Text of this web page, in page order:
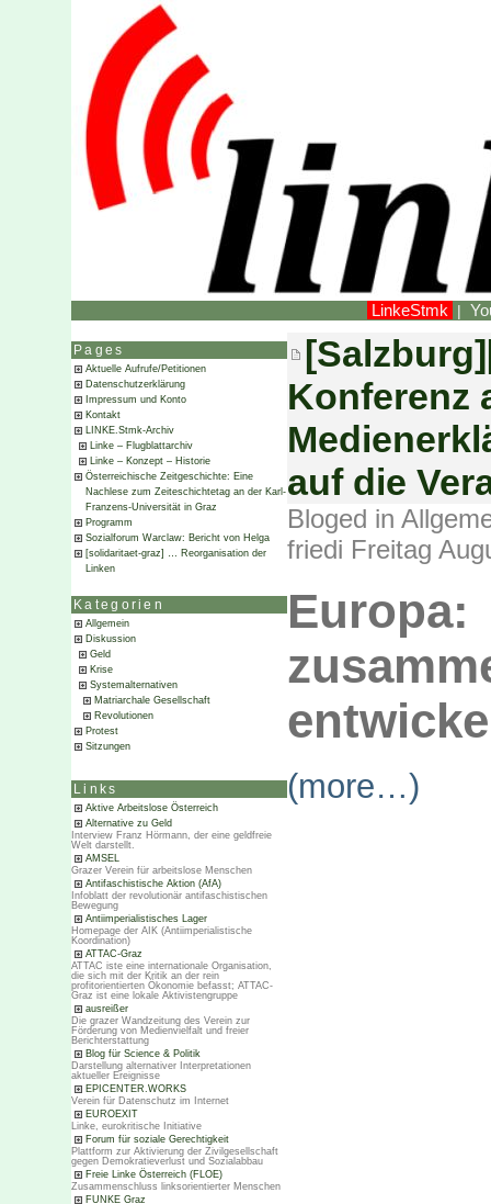
LinkeStmk |
Pages
Aktuelle Aufrufe/Petitionen
Datenschutzerklärung
Impressum und Konto
Kontakt
LINKE.Stmk-Archiv
Linke – Flugblattarchiv
Linke – Konzept – Historie
Österreichische Zeitgeschichte: Eine
Nachlese zum Zeiteschichtetag an der Karl-
Franzens-Universität in Graz
Programm
Sozialforum Warclaw: Bericht von Helga
[solidaritaet-graz] … Reorganisation der
Linken
Kategorien
Allgemein
Diskussion
Geld
Krise
Systemalternativen
Matriarchale Gesellschaft
Revolutionen
Protest
Sitzungen
Links
Aktive Arbeitslose Österreich
Alternative zu Geld
Interview Franz Hörmann, der eine geldfreie
Welt darstellt.
AMSEL
Grazer Verein für arbeitslose Menschen
Antifaschistische Aktion (AfA)
Infoblatt der revolutionär antifaschistischen
Bewegung
Antiimperialistisches Lager
Homepage der AIK (Antiimperialistische
Koordination)
ATTAC-Graz
ATTAC iste eine internationale Organisation,
die sich mit der Kritik an der rein
profitorientierten Ökonomie befasst; ATTAC-
Graz ist eine lokale Aktivistengruppe
ausreißer
Die grazer Wandzeitung des Verein zur
Förderung von Medienvielfalt und freier
Berichterstattung
Blog für Science & Politik
Darstellung alternativer Interpretationen
aktueller Ereignisse
EPICENTER.WORKS
Verein für Datenschutz im Internet
EUROEXIT
Linke, eurokritische Initiative
Forum für soziale Gerechtigkeit
Plattform zur Aktivierung der Zivilgesellschaft
gegen Demokratieverlust und Sozialabbau
Freie Linke Österreich (FLOE)
Zusammenschluss linksorientierter Menschen
FUNKE Graz
Konferenz
auf die
Bloged in
friedi Freitag
(more…)